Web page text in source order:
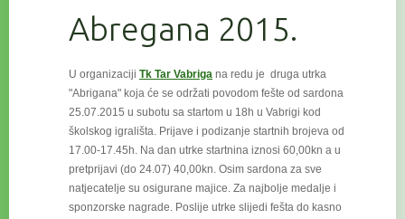
Abregana 2015.
U organizaciji Tk Tar Vabriga na redu je druga utrka
"Abrigana" koja će se održati povodom fešte od sardona
25.07.2015 u subotu sa startom u 18h u Vabrigi kod
školskog igrališta. Prijave i podizanje startnih brojeva od
17.00-17.45h. Na dan utrke startnina iznosi 60,00kn a u
pretprijavi (do 24.07) 40,00kn. Osim sardona za sve
natjecatelje su osigurane majice. Za najbolje medalje i
sponzorske nagrade. Poslije utrke slijedi fešta do kasno